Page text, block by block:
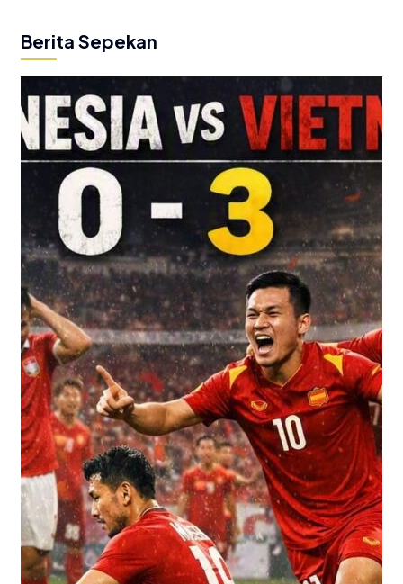
Berita Sepekan